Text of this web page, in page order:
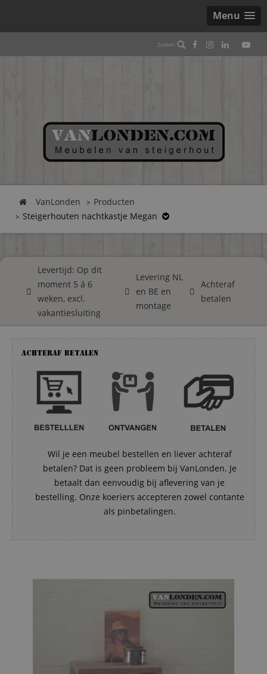
Menu
VanLonden
Producten
Steigerhouten nachtkastje Megan
Levertijd: Op dit
moment 5 á 6
weken, excl.
vakantiesluiting
Levering NL
en BE en
montage
Achteraf
betalen
Achteraf betalen
Wil je een meubel bestellen en liever achteraf
betalen? Dat is geen probleem bij VanLonden. Je
betaalt dan eenvoudig bij aflevering van je
bestelling. Onze koeriers accepteren zowel contante
als pinbetalingen.